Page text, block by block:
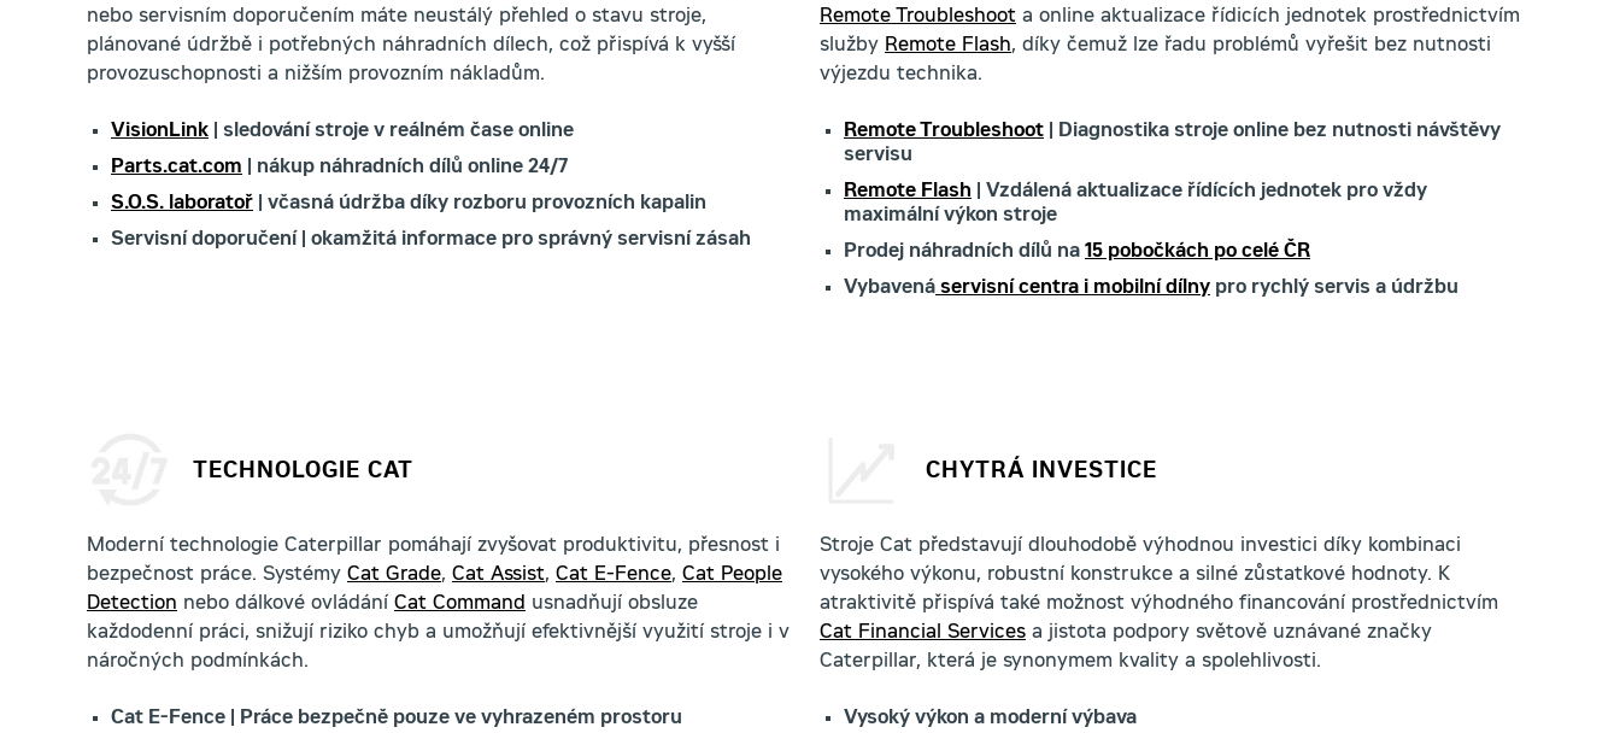
nebo servisním doporučením máte neustálý přehled o stavu stroje,
plánované údržbě i potřebných náhradních dílech, což přispívá k vyšší
provozuschopnosti a nižším provozním nákladům.
VisionLink | sledování stroje v reálném čase online
Parts.cat.com | nákup náhradních dílů online 24/7
S.O.S. laboratoř | včasná údržba díky rozboru provozních kapalin
Servisní doporučení | okamžitá informace pro správný servisní zásah
Remote Troubleshoot a online aktualizace řídicích jednotek prostřednictvím
služby Remote Flash, díky čemuž lze řadu problémů vyřešit bez nutnosti
výjezdu technika.
Remote Troubleshoot | Diagnostika stroje online bez nutnosti návštěvy
servisu
Remote Flash | Vzdálená aktualizace řídících jednotek pro vždy
maximální výkon stroje
Prodej náhradních dílů na 15 pobočkách po celé ČR
Vybavená servisní centra i mobilní dílny pro rychlý servis a údržbu
TECHNOLOGIE CAT
Moderní technologie Caterpillar pomáhají zvyšovat produktivitu, přesnost i
bezpečnost práce. Systémy Cat Grade, Cat Assist, Cat E-Fence, Cat People
Detection nebo dálkové ovládání Cat Command usnadňují obsluze
každodenní práci, snižují riziko chyb a umožňují efektivnější využití stroje i v
náročných podmínkách.
Cat E-Fence | Práce bezpečně pouze ve vyhrazeném prostoru
CHYTRÁ INVESTICE
Stroje Cat představují dlouhodobě výhodnou investici díky kombinaci
vysokého výkonu, robustní konstrukce a silné zůstatkové hodnoty. K
atraktivitě přispívá také možnost výhodného financování prostřednictvím
Cat Financial Services a jistota podpory světově uznávané značky
Caterpillar, která je synonymem kvality a spolehlivosti.
Vysoký výkon a moderní výbava